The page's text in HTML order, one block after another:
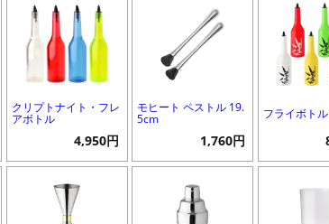
クリプトナイト・フレ
アボトル
4,950円
モヒート ペストル 19.
5cm
1,760円
フライボト